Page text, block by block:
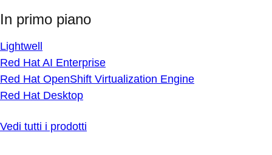
In primo piano
Lightwell
Red Hat AI Enterprise
Red Hat OpenShift Virtualization Engine
Red Hat Desktop
Vedi tutti i prodotti